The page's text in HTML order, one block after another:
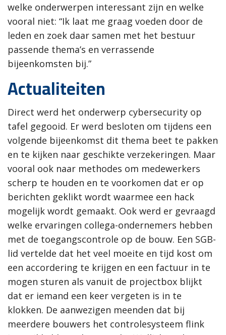
welke onderwerpen interessant zijn en welke
vooral niet: “Ik laat me graag voeden door de
leden en zoek daar samen met het bestuur
passende thema’s en verrassende
bijeenkomsten bij.”
Actualiteiten
Direct werd het onderwerp cybersecurity op
tafel gegooid. Er werd besloten om tijdens een
volgende bijeenkomst dit thema beet te pakken
en te kijken naar geschikte verzekeringen. Maar
vooral ook naar methodes om medewerkers
scherp te houden en te voorkomen dat er op
berichten geklikt wordt waarmee een hack
mogelijk wordt gemaakt. Ook werd er gevraagd
welke ervaringen collega-ondernemers hebben
met de toegangscontrole op de bouw. Een SGB-
lid vertelde dat het veel moeite en tijd kost om
een accordering te krijgen en een factuur in te
mogen sturen als vanuit de projectbox blijkt
dat er iemand een keer vergeten is in te
klokken. De aanwezigen meenden dat bij
meerdere bouwers het controlesysteem flink